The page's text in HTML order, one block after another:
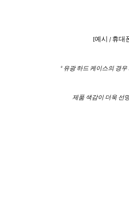
[예시 / 휴대
* 유광 하드 케이스의 경
제품 색감이 더욱 선